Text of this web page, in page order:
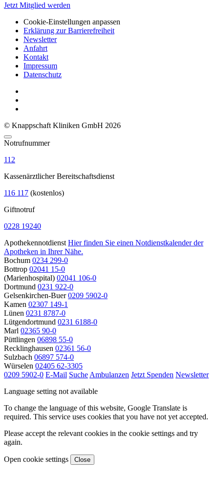
Jetzt Mitglied werden
Cookie-Einstellungen anpassen
Erklärung zur Barrierefreiheit
Newsletter
Anfahrt
Kontakt
Impressum
Datenschutz
© Knappschaft Kliniken GmbH 2026
Notrufnummer
112
Kassenärztlicher Bereitschaftsdienst
116 117 (kostenlos)
Giftnotruf
0228 19240
Apothekennotdienst Hier finden Sie einen Notdienstkalender der
Apotheken in Ihrer Nähe.
Bochum 0234 299-0
Bottrop 02041 15-0
(Marienhospital) 02041 106-0
Dortmund 0231 922-0
Gelsenkirchen-Buer 0209 5902-0
Kamen 02307 149-1
Lünen 0231 8787-0
Lütgendortmund 0231 6188-0
Marl 02365 90-0
Püttlingen 06898 55-0
Recklinghausen 02361 56-0
Sulzbach 06897 574-0
Würselen 02405 62-3305
0209 5902-0 E-Mail Suche Ambulanzen Jetzt Spenden Newsletter
Language setting not available
To change the language of this website, Google Translate is
required. This service uses cookies that you have not yet accepted.
Please accept the relevant cookies in the cookie settings and try
again.
Open cookie settings Close